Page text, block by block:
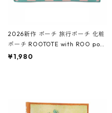
2026新作 ポーチ 旅行ポーチ 化粧
ポーチ ROOTOTE with ROO pou
ch 3532 ルートート WR.ポーチ.ラ
¥1,980